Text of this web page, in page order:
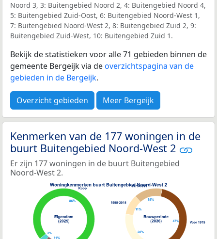
Noord 3, 3: Buitengebied Noord 2, 4: Buitengebied Noord 4,
5: Buitengebied Zuid-Oost, 6: Buitengebied Noord-West 1,
7: Buitengebied Noord-West 2, 8: Buitengebied Zuid 2, 9:
Buitengebied Zuid-West, 10: Buitengebied Zuid 1.
Bekijk de statistieken voor alle 71 gebieden binnen de
gemeente Bergeijk via deoverzichtspagina van de
gebieden in de Bergeijk.
Overzicht gebieden Meer Bergeijk
Kenmerken van de 177 woningen in de
buurt Buitengebied Noord-West 2
Er zijn 177 woningen in de buurt Buitengebied
Noord-West 2.